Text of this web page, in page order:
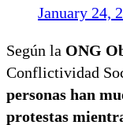
January 24,
Según la ONG
Conflictividad
personas han
protestas